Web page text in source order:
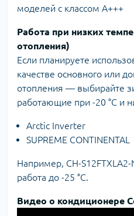
моделей с классом А+++
Работа при низких
отопления)
Если планируете
качестве основного или
отопления — выбирайте
работающие при -20 °C и
Arctic Inverter
SUPREME CONTINENTAL
Например, CH-
работа до -25 °C.
Видео о кондиционере